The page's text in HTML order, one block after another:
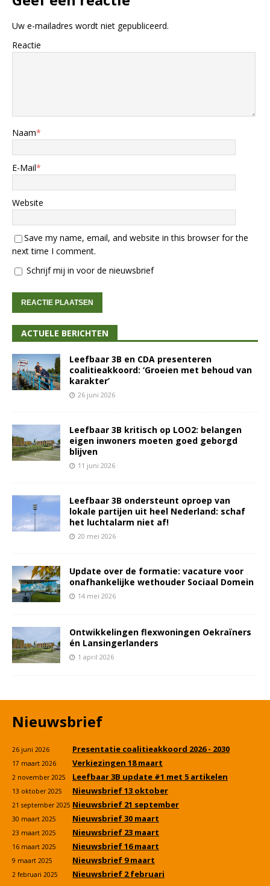
Uw e-mailadres wordt niet gepubliceerd.
Reactie
Naam*
E-Mail*
Website
Save my name, email, and website in this browser for the
next time I comment.
Schrijf mij in voor de nieuwsbrief
ACTUELE BERICHTEN
Leefbaar 3B en CDA presenteren
coalitieakkoord: ‘Groeien met behoud van
karakter’
26 juni 2026
Leefbaar 3B kritisch op LOO2: belangen
eigen inwoners moeten goed geborgd
blijven
11 juni 2026
Leefbaar 3B ondersteunt oproep van
lokale partijen uit heel Nederland: schaf
het luchtalarm niet af!
20 mei 2026
Update over de formatie: vacature voor
onafhankelijke wethouder Sociaal Domein
14 mei 2026
Ontwikkelingen flexwoningen Oekraïners
én Lansingerlanders
1 april 2026
Nieuwsbrief
26 juni 2026 Presentatie coalitieakkoord 2026 - 2030
17 maart 2026 Verkiezingen 18 maart
2 november 2025 Leefbaar 3B update #1 met 5 artikelen
13 oktober 2025 Nieuwsbrief 13 oktober
21 september 2025 Nieuwsbrief 21 september
30 maart 2025 Nieuwsbrief 30 maart
23 maart 2025 Nieuwsbrief 23 maart
16 maart 2025 Nieuwsbrief 16 maart
9 maart 2025 Nieuwsbrief 9 maart
2 februari 2025 Nieuwsbrief 2 februari